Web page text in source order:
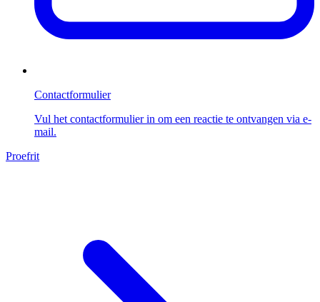
Contactformulier
Vul het contactformulier in om een reactie te ontvangen via e-
mail.
Proefrit